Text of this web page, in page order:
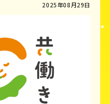
2025年08月29日